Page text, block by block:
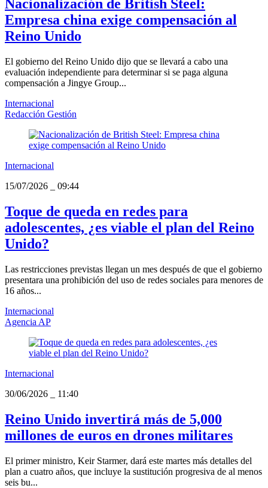
Nacionalización de British Steel:
Empresa china exige compensación al
Reino Unido
El gobierno del Reino Unido dijo que se llevará a cabo una
evaluación independiente para determinar si se paga alguna
compensación a Jingye Group...
Internacional
Redacción Gestión
Internacional
15/07/2026
09:44
Toque de queda en redes para
adolescentes, ¿es viable el plan del Reino
Unido?
Las restricciones previstas llegan un mes después de que el gobierno
presentara una prohibición del uso de redes sociales para menores de
16 años...
Internacional
Agencia AP
Internacional
30/06/2026
11:40
Reino Unido invertirá más de 5,000
millones de euros en drones militares
El primer ministro, Keir Starmer, dará este martes más detalles del
plan a cuatro años, que incluye la sustitución progresiva de al menos
seis bu...